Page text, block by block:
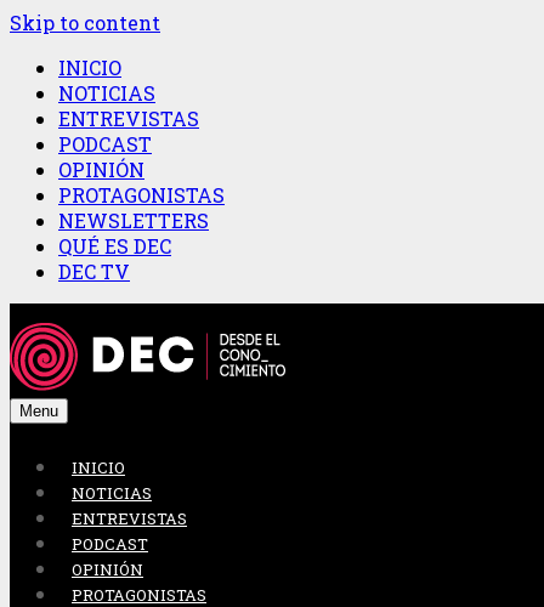
Skip to content
INICIO
NOTICIAS
ENTREVISTAS
PODCAST
OPINIÓN
PROTAGONISTAS
NEWSLETTERS
QUÉ ES DEC
DEC TV
Menu
INICIO
NOTICIAS
ENTREVISTAS
PODCAST
OPINIÓN
PROTAGONISTAS